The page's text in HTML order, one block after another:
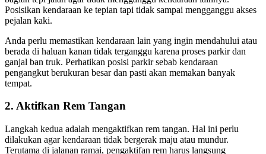
Posisikan kendaraan ke tepian tapi tidak sampai mengganggu akses
pejalan kaki.
Anda perlu memastikan kendaraan lain yang ingin mendahului atau
berada di haluan kanan tidak terganggu karena proses parkir dan
ganjal ban truk. Perhatikan posisi parkir sebab kendaraan
pengangkut berukuran besar dan pasti akan memakan banyak
tempat.
2. Aktifkan Rem Tangan
Langkah kedua adalah mengaktifkan rem tangan. Hal ini perlu
dilakukan agar kendaraan tidak bergerak maju atau mundur.
Terutama di jalanan ramai, pengaktifan rem harus langsung